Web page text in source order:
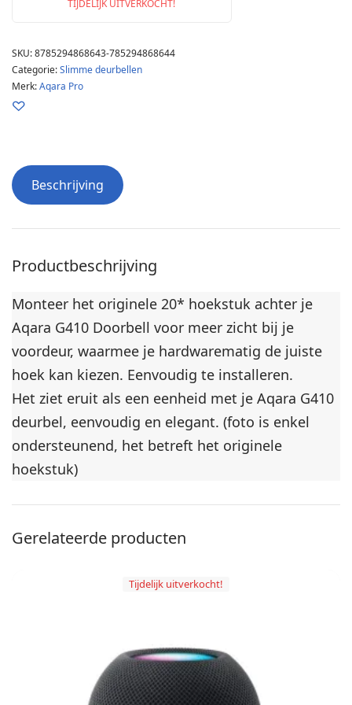
TIJDELIJK UITVERKOCHT!
SKU:8785294868643-785294868644
Categorie:Slimme deurbellen
Merk:Aqara Pro
Beschrijving
Productbeschrijving
Monteer het originele 20* hoekstuk achter je
Aqara G410 Doorbell voor meer zicht bij je
voordeur, waarmee je hardwarematig de juiste
hoek kan kiezen. Eenvoudig te installeren.
Het ziet eruit als een eenheid met je Aqara G410
deurbel, eenvoudig en elegant. (foto is enkel
ondersteunend, het betreft het originele
hoekstuk)
Gerelateerde producten
Tijdelijk uitverkocht!